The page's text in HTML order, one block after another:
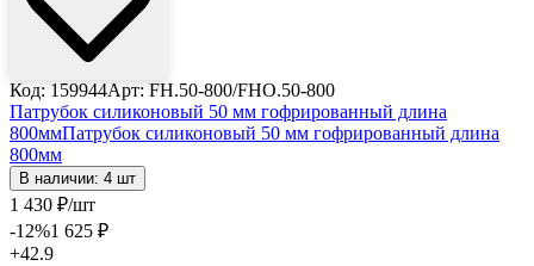
Код: 159944Арт: FH.50-800/FHО.50-800
Патрубок силиконовый 50 мм гофрированный длина
800ммПатрубок силиконовый 50 мм гофрированный длина
800мм
В наличии: 4 шт
1 430 ₽/шт
-12%1 625 ₽
+42.9